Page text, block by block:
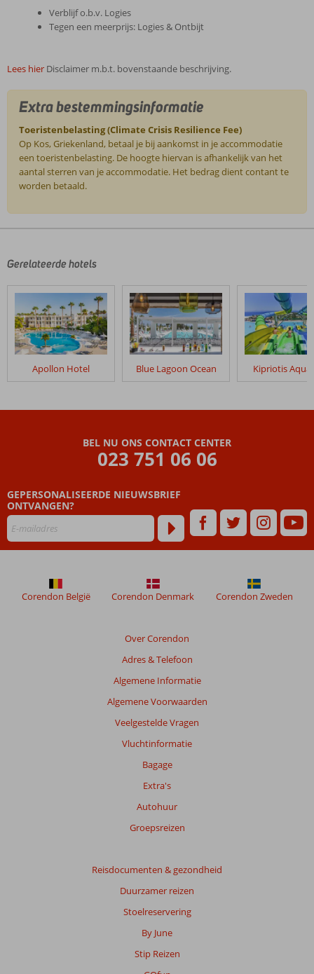
Verblijf o.b.v. Logies
Tegen een meerprijs: Logies & Ontbijt
Lees hier Disclaimer m.b.t. bovenstaande beschrijving.
Extra bestemmingsinformatie
Toeristenbelasting (Climate Crisis Resilience Fee)
Op Kos, Griekenland, betaal je bij aankomst in je accommodatie
een toeristenbelasting. De hoogte hiervan is afhankelijk van het
aantal sterren van je accommodatie. Het bedrag dient contant te
worden betaald.
door
klanten
geschreven
na
hun
verblijf
Aegean
48
maanden
meer
om
de
Kamers
Gerelateerde hotels
Apollon Hotel Blue Lagoon Ocean Kipriotis
BEL NU ONS CONTACT CENTER
023 751 06 06
GEPERSONALISEERDE NIEUWSBRIEF
ONTVANGEN?
Over Corendon
Adres & Telefoon
Algemene Informatie
Algemene Voorwaarden
Veelgestelde Vragen
Vluchtinformatie
Bagage
Extra's
Autohuur
Groepsreizen
Reisdocumenten & gezondheid
Duurzamer reizen
Stoelreservering
By June
Stip Reizen
Corendon België Corendon Denmark Corendon Zweden